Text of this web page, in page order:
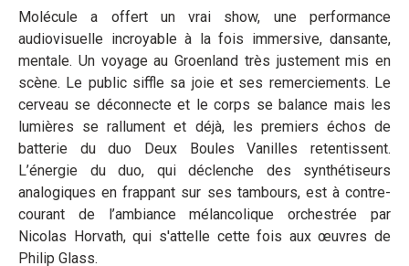
Molécule a offert un vrai show, une performance
audiovisuelle incroyable à la fois immersive, dansante,
mentale. Un voyage au Groenland très justement mis en
scène. Le public siffle sa joie et ses remerciements. Le
cerveau se déconnecte et le corps se balance mais les
lumières se rallument et déjà, les premiers échos de
batterie du duo Deux Boules Vanilles retentissent.
L’énergie du duo, qui déclenche des synthétiseurs
analogiques en frappant sur ses tambours, est à contre-
courant de l’ambiance mélancolique orchestrée par
Nicolas Horvath, qui s'attelle cette fois aux œuvres de
Philip Glass.